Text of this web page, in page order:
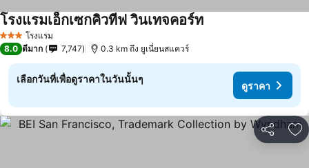
3 ดาว โรงแรม
โรงแรมเอ็กเซกคิวทีฟ วินเทจคอร์ทดูราคา
8.0 ดีมาก 7,747 0.3 km ถึง ยูเนี่ยนสแควร์
เลือกวันที่เพื่อดูราคาในวันนั้นๆ
ดูราคา
แชร์ เ